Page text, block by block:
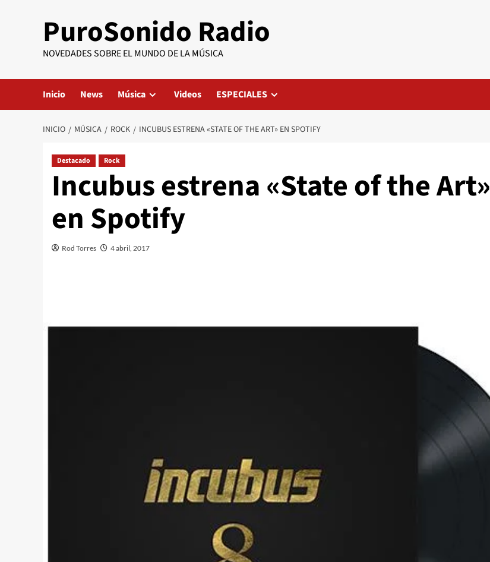
PuroSonido Radio
NOVEDADES SOBRE EL MUNDO DE LA MÚSICA
Inicio News Música Videos ESPECIALES
INICIO MÚSICA ROCK INCUBUS ESTRENA «STATE OF THE ART» EN SPOTIFY
Destacado Rock
Incubus estrena «State of the Art»
en Spotify
Rod Torres 4 abril, 2017